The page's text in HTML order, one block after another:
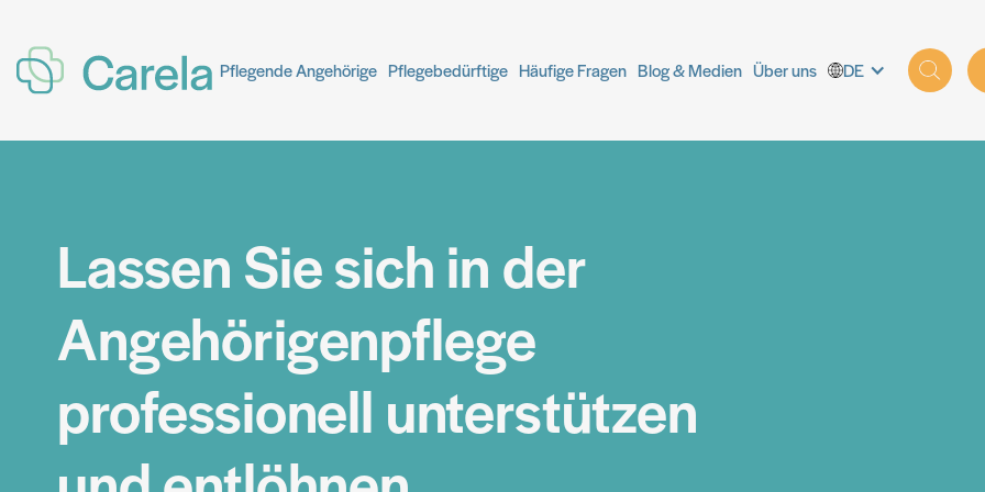
Pflegende Angehörige Pflegebedürftige Häufige Fragen Blog & Medien Über uns DE
Pflegende Angehörige Pflegebedürftige Häufige Fragen Blog & Medien Über uns DE
Lassen Sie sich in der
Angehörigenpflege
professionell unterstützen